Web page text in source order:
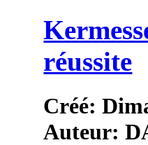
réussite
Créé:
Auteur: